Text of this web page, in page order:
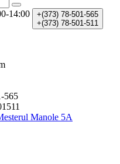
14:00 +(373) 78-501-565
+(373) 78-501-511
565
Manole 5A